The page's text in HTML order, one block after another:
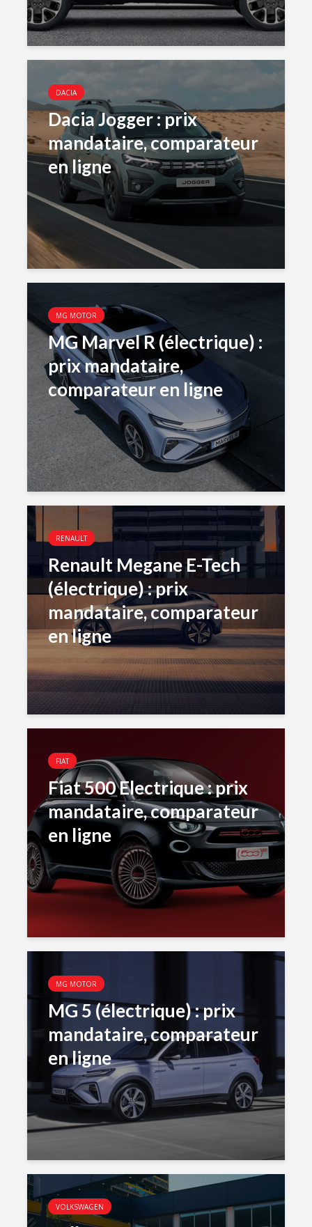
DACIA
Dacia Jogger : prix
mandataire, comparateur
en ligne
MG MOTOR
MG Marvel R (électrique) :
prix mandataire,
comparateur en ligne
RENAULT
Renault Megane E-Tech
(électrique) : prix
mandataire, comparateur
en ligne
FIAT
Fiat 500 Electrique : prix
mandataire, comparateur
en ligne
MG MOTOR
MG 5 (électrique) : prix
mandataire, comparateur
en ligne
VOLKSWAGEN